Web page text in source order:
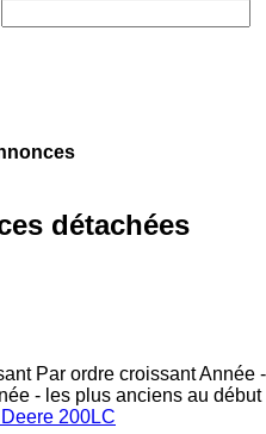
détachées
Par ordre croissantAnnée -
- les plus anciens au début